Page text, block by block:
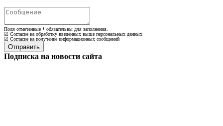
Поля отмеченные * обязательны для заполнения.
☑ Согласие на обработку введенных выше персональных данных
☑ Согласие на получение информационных сообщений
Подписка на новости сайта